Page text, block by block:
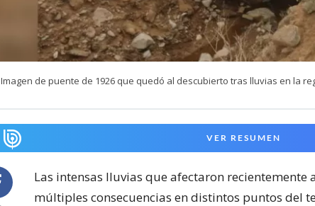
Imagen de puente de 1926 que quedó al descubierto tras lluvias en la
VER RESUMEN
Las intensas lluvias que afectaron recientemente
múltiples consecuencias en distintos puntos del